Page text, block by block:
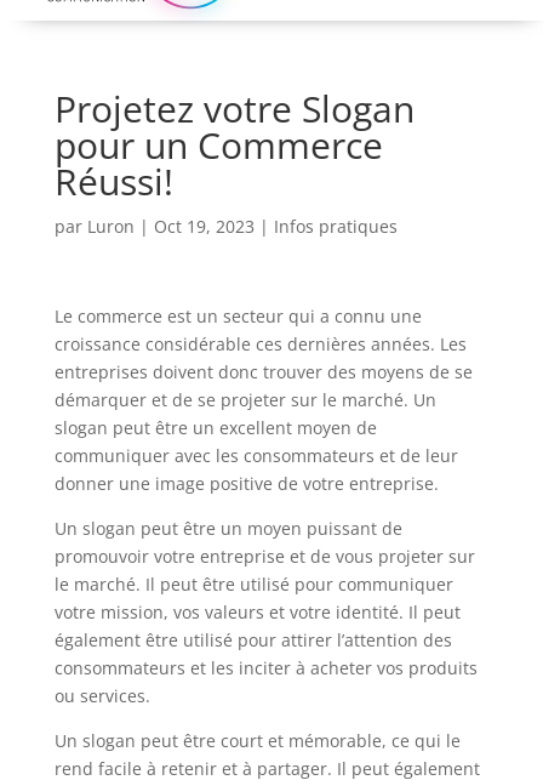
Projetez votre Slogan
pour un Commerce
Réussi!
par Luron | Oct 19, 2023 | Infos pratiques
Le commerce est un secteur qui a connu une
croissance considérable ces dernières années. Les
entreprises doivent donc trouver des moyens de se
démarquer et de se projeter sur le marché. Un
slogan peut être un excellent moyen de
communiquer avec les consommateurs et de leur
donner une image positive de votre entreprise.
Un slogan peut être un moyen puissant de
promouvoir votre entreprise et de vous projeter sur
le marché. Il peut être utilisé pour communiquer
votre mission, vos valeurs et votre identité. Il peut
également être utilisé pour attirer l’attention des
consommateurs et les inciter à acheter vos produits
ou services.
Un slogan peut être court et mémorable, ce qui le
rend facile à retenir et à partager. Il peut également